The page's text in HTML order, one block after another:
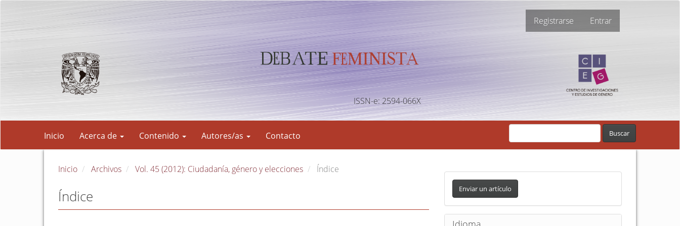
principal
Registrarse Entrar
ISSN-e: 2594-066X
Inicio Acerca de Contenido Autores/as Contacto Buscar
Inicio Archivos Vol. 45 (2012): Ciudadanía, género y elecciones Índice
Índice
E
v
i
Enviar un artículo